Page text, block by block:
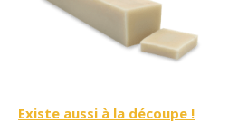
Existe aussi à la découpe !